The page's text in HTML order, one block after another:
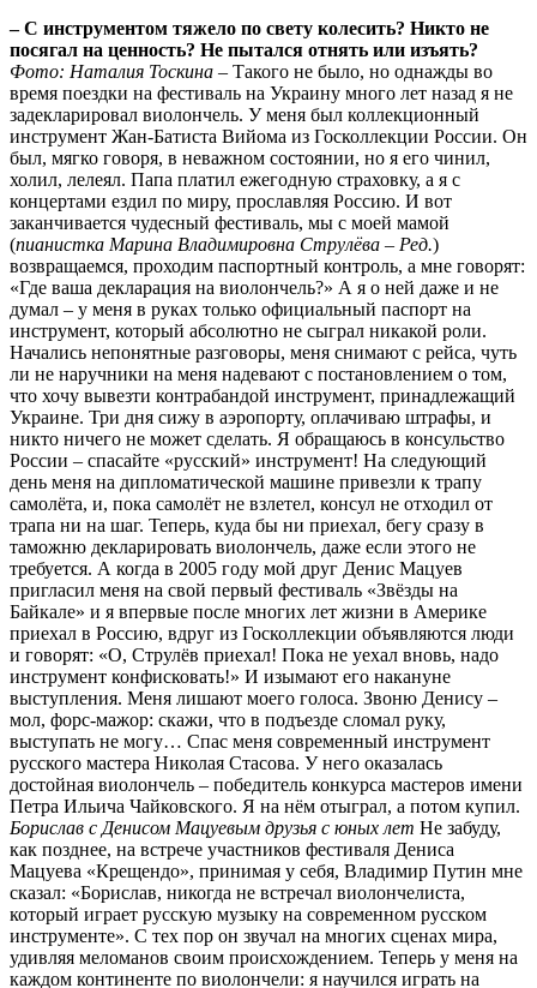
– С инструментом тяжело по свету колесить? Никто не
посягал на ценность? Не пытался отнять или изъять?
Фото: Наталия Тоскина – Такого не было, но однажды во
время поездки на фестиваль на Украину много лет назад я не
задекларировал виолончель. У меня был коллекционный
инструмент Жан-Батиста Вийома из Госколлекции России. Он
был, мягко говоря, в неважном состоянии, но я его чинил,
холил, лелеял. Папа платил ежегодную страховку, а я с
концертами ездил по миру, прославляя Россию. И вот
заканчивается чудесный фестиваль, мы с моей мамой
(пианистка Марина Владимировна Струлёва – Ред.)
возвращаемся, проходим паспортный контроль, а мне говорят:
«Где ваша декларация на виолончель?» А я о ней даже и не
думал – у меня в руках только официальный паспорт на
инструмент, который абсолютно не сыграл никакой роли.
Начались непонятные разговоры, меня снимают с рейса, чуть
ли не наручники на меня надевают с постановлением о том,
что хочу вывезти контрабандой инструмент, принадлежащий
Украине. Три дня сижу в аэропорту, оплачиваю штрафы, и
никто ничего не может сделать. Я обращаюсь в консульство
России – спасайте «русский» инструмент! На следующий
день меня на дипломатической машине привезли к трапу
самолёта, и, пока самолёт не взлетел, консул не отходил от
трапа ни на шаг. Теперь, куда бы ни приехал, бегу сразу в
таможню декларировать виолончель, даже если этого не
требуется. А когда в 2005 году мой друг Денис Мацуев
пригласил меня на свой первый фестиваль «Звёзды на
Байкале» и я впервые после многих лет жизни в Америке
приехал в Россию, вдруг из Госколлекции объявляются люди
и говорят: «О, Струлёв приехал! Пока не уехал вновь, надо
инструмент конфисковать!» И изымают его накануне
выступления. Меня лишают моего голоса. Звоню Денису –
мол, форс-мажор: скажи, что в подъезде сломал руку,
выступать не могу… Спас меня современный инструмент
русского мастера Николая Стасова. У него оказалась
достойная виолончель – победитель конкурса мастеров имени
Петра Ильича Чайковского. Я на нём отыграл, а потом купил.
Борислав с Денисом Мацуевым друзья с юных лет Не забуду,
как позднее, на встрече участников фестиваля Дениса
Мацуева «Крещендо», принимая у себя, Владимир Путин мне
сказал: «Борислав, никогда не встречал виолончелиста,
который играет русскую музыку на современном русском
инструменте». С тех пор он звучал на многих сценах мира,
удивляя меломанов своим происхождением. Теперь у меня на
каждом континенте по виолончели: я научился играть на